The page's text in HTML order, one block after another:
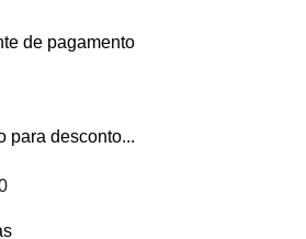
de pagamento
para desconto...